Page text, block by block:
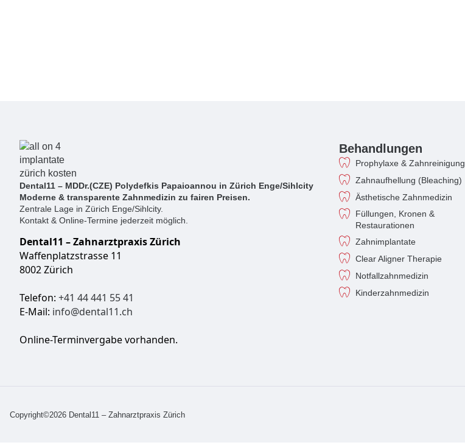
Dental11 – MDDr.(CZE) Polydefkis Papaioannou in Zürich Enge/Sihlcity
Moderne & transparente Zahnmedizin zu fairen Preisen.
Zentrale Lage in Zürich Enge/Sihlcity.
Kontakt & Online-Termine jederzeit möglich.
Dental11 – Zahnarztpraxis Zürich
Waffenplatzstrasse 11
8002 Zürich
Telefon: +41 44 441 55 41
E-Mail: info@dental11.ch
Online-Terminvergabe vorhanden.
Behandlungen
Prophylaxe & Zahnreinigung
Zahnaufhellung (Bleaching)
Ästhetische Zahnmedizin
Füllungen, Kronen &
Restaurationen
Zahnimplantate
Clear Aligner Therapie
Notfallzahnmedizin
Kinderzahnmedizin
Copyright©2026 Dental11 – Zahnarztpraxis Zürich